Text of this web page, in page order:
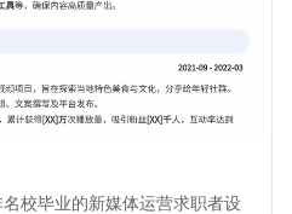
校毕业的新媒体运营求职者设